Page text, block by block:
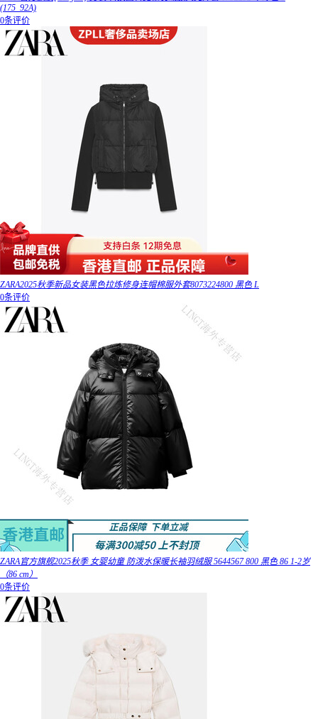
(175_92A)
0条评价
ZARA2025秋季新品女装黑色拉炼修身连帽棉服外套8073224800 黑色 L
0条评价
ZARA官方旗舰2025秋季 女婴幼童 防泼水保暖长袖羽绒服 5644567 800 黑色 86 1-2岁
（86 cm）
0条评价